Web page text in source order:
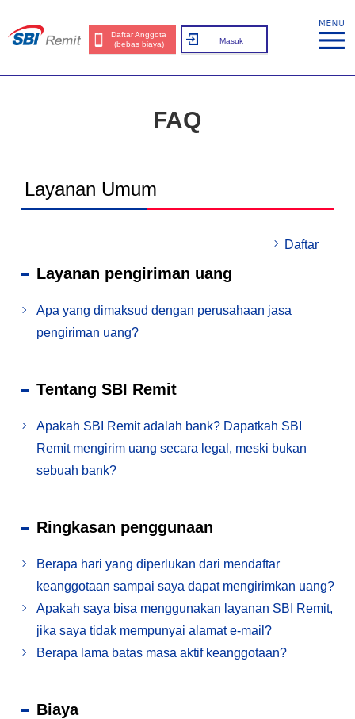
Daftar Anggota
(bebas biaya)
Masuk
FAQ
Layanan Umum
Daftar
Layanan pengiriman uang
Apa yang dimaksud dengan perusahaan jasa
pengiriman uang?
Tentang SBI Remit
Apakah SBI Remit adalah bank? Dapatkah SBI
Remit mengirim uang secara legal, meski bukan
sebuah bank?
Ringkasan penggunaan
Berapa hari yang diperlukan dari mendaftar
keanggotaan sampai saya dapat mengirimkan uang?
Apakah saya bisa menggunakan layanan SBI Remit,
jika saya tidak mempunyai alamat e-mail?
Berapa lama batas masa aktif keanggotaan?
Biaya